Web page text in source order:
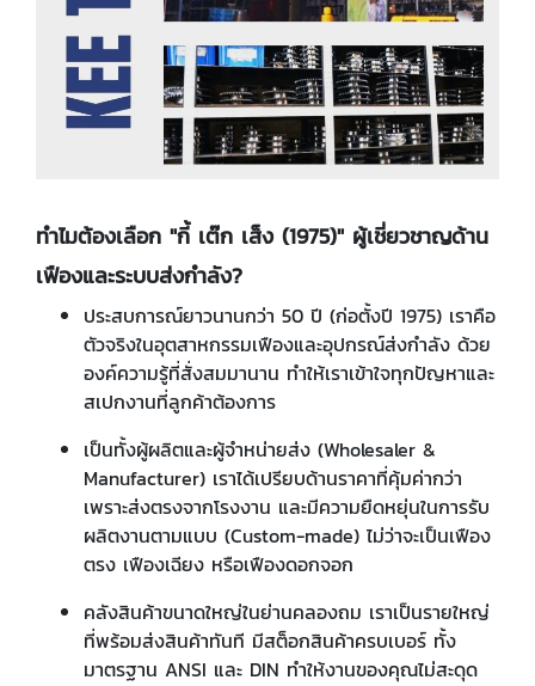
ทำไมต้องเลือก "กี้ เต๊ก เส็ง (1975)" ผู้เชี่ยวชาญด้าน
เฟืองและระบบส่งกำลัง?
ประสบการณ์ยาวนานกว่า 50 ปี (ก่อตั้งปี 1975) เราคือ
ตัวจริงในอุตสาหกรรมเฟืองและอุปกรณ์ส่งกำลัง ด้วย
องค์ความรู้ที่สั่งสมมานาน ทำให้เราเข้าใจทุกปัญหาและ
สเปกงานที่ลูกค้าต้องการ
เป็นทั้งผู้ผลิตและผู้จำหน่ายส่ง (Wholesaler &
Manufacturer) เราได้เปรียบด้านราคาที่คุ้มค่ากว่า
เพราะส่งตรงจากโรงงาน และมีความยืดหยุ่นในการรับ
ผลิตงานตามแบบ (Custom-made) ไม่ว่าจะเป็นเฟือง
ตรง เฟืองเฉียง หรือเฟืองดอกจอก
คลังสินค้าขนาดใหญ่ในย่านคลองถม เราเป็นรายใหญ่
ที่พร้อมส่งสินค้าทันที มีสต็อกสินค้าครบเบอร์ ทั้ง
มาตรฐาน ANSI และ DIN ทำให้งานของคุณไม่สะดุด